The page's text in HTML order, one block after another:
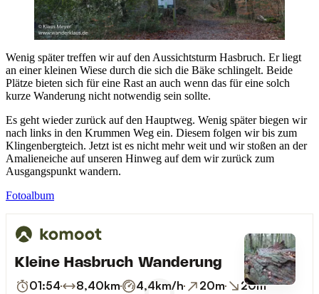
Wenig später treffen wir auf den Aussichtsturm Hasbruch. Er liegt
an einer kleinen Wiese durch die sich die Bäke schlingelt. Beide
Plätze bieten sich für eine Rast an auch wenn das für eine solch
kurze Wanderung nicht notwendig sein sollte.
Es geht wieder zurück auf den Hauptweg. Wenig später biegen wir
nach links in den Krummen Weg ein. Diesem folgen wir bis zum
Klingenbergteich. Jetzt ist es nicht mehr weit und wir stoßen an der
Amalieneiche auf unseren Hinweg auf dem wir zurück zum
Ausgangspunkt wandern.
Fotoalbum